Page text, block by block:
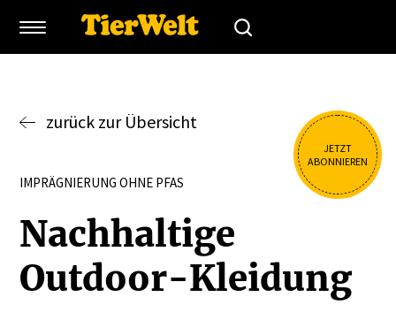
JETZT
ABONNIEREN
zurück zur Übersicht
IMPRÄGNIERUNG OHNE PFAS
Nachhaltige
Outdoor-Kleidung